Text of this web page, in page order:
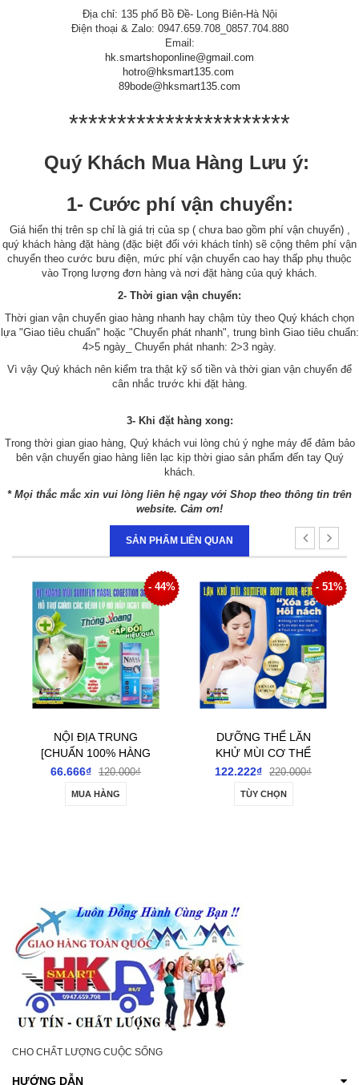
Địa chỉ: 135 phố Bồ Đề- Long Biên-Hà Nội
Điện thoại & Zalo: 0947.659.708_0857.704.880
Email:
hk.smartshoponline@gmail.com
hotro@hksmart135.com
89bode@hksmart135.com
***********************
Quý Khách Mua Hàng Lưu ý:
1- Cước phí vận chuyển:
Giá hiển thị trên sp chỉ là giá trị của sp ( chưa bao gồm phí vận chuyển) ,
quý khách hàng đặt hàng (đặc biệt đối với khách tỉnh) sẽ cộng thêm phí vận
chuyển theo cước bưu điện, mức phí vận chuyển cao hay thấp phụ thuộc
vào Trọng lượng đơn hàng và nơi đặt hàng của quý khách.
2- Thời gian vận chuyển:
Thời gian vận chuyển giao hàng nhanh hay chậm tùy theo Quý khách chọn
lựa "Giao tiêu chuẩn" hoặc "Chuyển phát nhanh", trung bình Giao tiêu chuẩn:
4>5 ngày_ Chuyển phát nhanh: 2>3 ngày.
Vì vậy Quý khách nên kiểm tra thật kỹ số tiền và thời gian vận chuyển để
cân nhắc trước khi đặt hàng.
3- Khi đặt hàng xong:
Trong thời gian giao hàng, Quý khách vui lòng chú ý nghe máy để đảm bảo
bên vận chuyển giao hàng liên lạc kịp thời giao sản phẩm đến tay Quý
khách.
* Mọi thắc mắc xin vui lòng liên hệ ngay với Shop theo thông tin trên
website. Cảm ơn!
SẢN PHẨM LIÊN QUAN
- 51%
DƯỠNG THỂ LĂN
KHỬ MÙI CƠ THỂ
SUMIFUN BODY
ROLL-ON 60ML-
122.222₫ 220.000₫
TÙY CHỌN
- 34%
DƯỠNG THỂ TOÀN
THÂN SUMIFUN
INTIMATE
20GR- DƯỠNG ẨM,
144.444₫ 220.000₫
MUA HÀNG
CHO CHẤT LƯỢNG CUỘC SỐNG
HƯỚNG DẪN